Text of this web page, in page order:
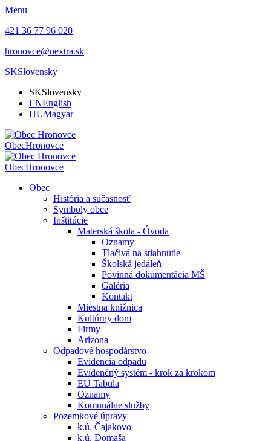
Menu
421 36 77 96 020
hronovce@nextra.sk
SKSlovensky
SKSlovensky
ENEnglish
HUMagyar
ObecHronovce
ObecHronovce
Obec
História a súčasnosť
Symboly obce
Inštitúcie
Materská škola - Óvoda
Oznamy
Tlačivá na stiahnutie
Školská jedáleň
Povinná dokumentácia MŠ
Galéria
Kontakt
Miestna knižnica
Kultúrny dom
Firmy
Arizona
Odpadové hospodárstvo
Evidencia odpadu
Evidenčný systém - krok za krokom
EU Tabula
Oznamy
Komunálne služby
Pozemkové úpravy
k.ú. Čajakovo
k.ú. Domaša